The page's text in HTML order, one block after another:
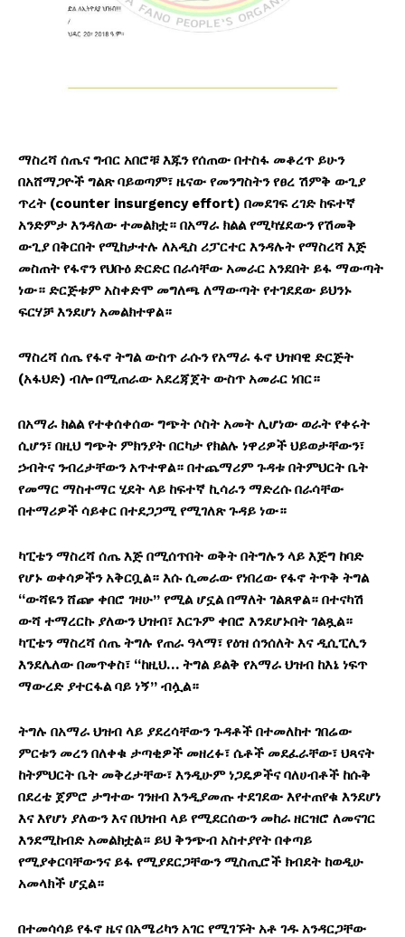
ማስረሻ ሰጤና ግብር አበሮቹ እጁን የሰጠው በተስፋ መቆረጥ ይሁን
በአሸማጋዮች ግልጽ ባይወጣም፣ ዜናው የመንግስትን የፀረ ሽምቅ ውጊያ
ጥረት (counter insurgency effort) በመደገፍ ረገድ ከፍተኛ
አንድምታ እንዳለው ተመልክቷ። በአማራ ክልል የሚካሄደውን የሽመቅ
ውጊያ በቅርበት የሚከታተሉ ለአዲስ ሪፓርተር እንዳሉት የማስረሻ እጅ
መስጠት የፋኖን የህቡዕ ድርድር በራሳቸው አመራር አንደበት ይፋ ማውጣት
ነው። ድርጅቱም አስቀድሞ መግለጫ ለማውጣት የተገደደው ይህንኑ
ፍርሃቻ እንደሆነ አመልክተዋል።
ማስረሻ ሰጤ የፋኖ ትግል ውስጥ ራሱን የአማራ ፋኖ ህዝባዊ ድርጅት
(አፋህድ) ብሎ በሚጠራው አደረጃጀት ውስጥ አመራር ነበር።
በአማራ ክልል የተቀሰቀሰው ግጭት ሶስት አመት ሊሆነው ወራት የቀሩት
ሲሆን፣ በዚህ ግጭት ምክንያት በርካታ የክልሉ ነዋሪዎች ህይወታቸውን፣
ኃብትና ንብረታቸውን አጥተዋል። በተጨማሪም ጉዳቱ በትምህርት ቤት
የመማር ማስተማር ሂደት ላይ ከፍተኛ ኪሳራን ማድረሱ በራሳቸው
በተማሪዎች ሳይቀር በተደጋጋሚ የሚገለጽ ጉዳይ ነው።
ካፒቴን ማስረሻ ሰጤ እጅ በሚሰጥበት ወቅት በትግሉን ላይ እጅግ ከባድ
የሆኑ ወቀሳዎችን አቅርቧል። እሱሲመራው የነበረው የፋኖ ትጥቅ ትግል
“ውሻዬን ሸጬ ቀበሮ ገዛሁ” የሚል ሆኗል በማለት ገልጸዋል። በተናካሽ
ውሻ ተማረርኩ ያለውን ህዝብ፣ እርጉም ቀበሮ እንደሆኑበት ገልጿል።
ካፒቴን ማስረሻ ሰጤ ትግሉ የጠራ ዓላማ፣ የዕዝ ሰንሰለት እና ዲሲፒሊን
እንደሌለው በመጥቀስ፣ “ከዚህ… ትግል ይልቅ የአማራ ህዝብ ከእኔ ነፍጥ
ማውረድ ያተርፋል ባይ ነኝ” ብሏል።
ትግሉ በአማራ ህዝብ ላይ ያደረሳቸውን ጉዳቶች በተመለከተ ገበሬው
ምርቱን መረን በለቀቁ ታጣቂዎች መዘረፉ፣ ሴቶች መደፈራቸው፣ ህጻናት
ከትምህርት ቤት መቅረታቸው፣ እንዲሁም ነጋዴዎችና ባለሀብቶች ከሱቅ
በደረቴ ጀምሮ ታግተው ገንዘብ እንዲያመጡ ተደገደው እየተጠየቁ እንደሆነ
እና እየሆነ ያለውን እና በህዝብ ላይ የሚደርሰውን መከራ ዘርዝሮ ለመናገር
እንደሚከብድ አመልክቷል። ይህ ቅንጭብ አስተያየት በቀጣይ
የሚያቀርባቸውንና ይፋ የሚያደርጋቸውን ሚስጢሮች ክብደት ከወዲሁ
አመላክች ሆኗል።
በተመሳሳይ የፋኖ ዜና በአሜሪካን አገር የሚገኙት አቶ ገዱ አንዳርጋቸው